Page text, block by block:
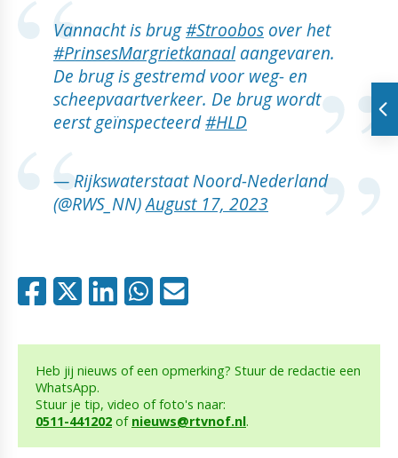
Vannacht is brug#Stroobos over het
#PrinsesMargrietkanaal aangevaren.
De brug is gestremd voor weg- en
scheepvaartverkeer. De brug wordt
eerst geïnspecteerd#HLD
— Rijkswaterstaat Noord-Nederland
(@RWS_NN)August 17, 2023
Heb jij nieuws of een opmerking? Stuur de redactie een
WhatsApp.
Stuur je tip, video of foto's naar:
0511-441202 of nieuws@rtvnof.nl.